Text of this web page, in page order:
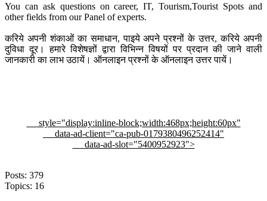
You can ask questions on career, IT, Tourism,Tourist Spots and
other fields from our Panel of experts.
करिये अपनी शंकाओं का समाधान, पाइये अपने प्रश्नों के उत्तर, करिये अपनी
दुविधा दूर। हमारे विशेषज्ञों द्वारा विभिन्न विषयों पर प्रदान की जाने वाली
जानकारी का लाभ उठायें। ऑनलाइन प्रश्नों के ऑनलाइन उत्तर पायें।
style="display:inline-block;width:468px;height:60px"
data-ad-client="ca-pub-0179380496252414"
data-ad-slot="5400952923">
Posts: 379
Topics: 16